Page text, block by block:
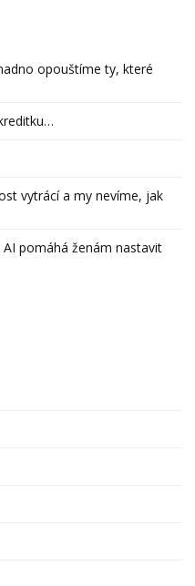
opouštíme ty, které
vytrácí a my nevíme, jak
AI pomáhá ženám nastavit